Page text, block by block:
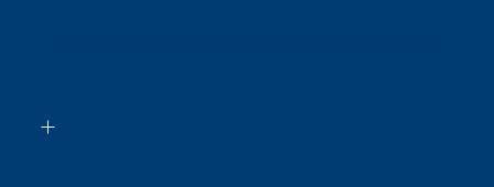
Vestibular Solidário